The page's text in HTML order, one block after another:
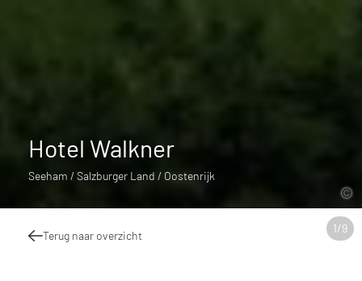
1/9
Hotel Walkner
Seeham / Salzburger Land / Oostenrijk
Terug naar overzicht